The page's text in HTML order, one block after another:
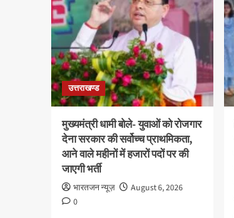
उत्तराखण्ड
मुख्यमंत्री धामी बोले- युवाओं को रोजगार
देना सरकार की सर्वोच्च प्राथमिकता,
आने वाले महीनों में हजारों पदों पर की
जाएगी भर्ती
भारतजन न्यूज़
August 6, 2026
0